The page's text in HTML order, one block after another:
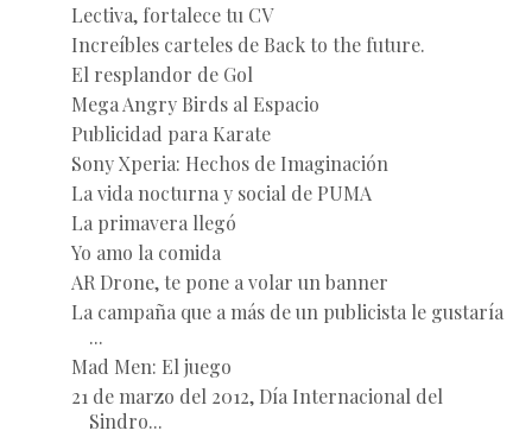
Lectiva, fortalece tu CV
Increíbles carteles de Back to the future.
El resplandor de Gol
Mega Angry Birds al Espacio
Publicidad para Karate
Sony Xperia: Hechos de Imaginación
La vida nocturna y social de PUMA
La primavera llegó
Yo amo la comida
AR Drone, te pone a volar un banner
La campaña que a más de un publicista le gustaría
...
Mad Men: El juego
21 de marzo del 2012, Día Internacional del
Sindro...